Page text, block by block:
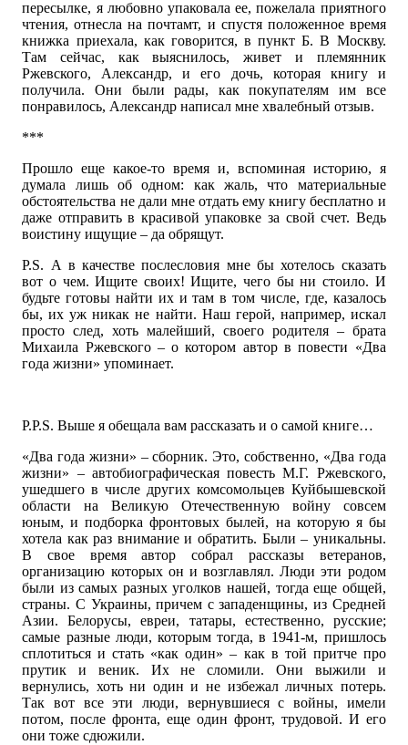
пересылке, я любовно упаковала ее, пожелала приятного
чтения, отнесла на почтамт, и спустя положенное время
книжка приехала, как говорится, в пункт Б. В Москву.
Там сейчас, как выяснилось, живет и племянник
Ржевского, Александр, и его дочь, которая книгу и
получила. Они были рады, как покупателям им все
понравилось, Александр написал мне хвалебный отзыв.
***
Прошло еще какое-то время и, вспоминая историю, я
думала лишь об одном: как жаль, что материальные
обстоятельства не дали мне отдать ему книгу бесплатно и
даже отправить в красивой упаковке за свой счет. Ведь
воистину ищущие – да обрящут.
P.S. А в качестве послесловия мне бы хотелось сказать
вот о чем. Ищите своих! Ищите, чего бы ни стоило. И
будьте готовы найти их и там в том числе, где, казалось
бы, их уж никак не найти. Наш герой, например, искал
просто след, хоть малейший, своего родителя – брата
Михаила Ржевского – о котором автор в повести «Два
года жизни» упоминает.
P.P.S. Выше я обещала вам рассказать и о самой книге…
«Два года жизни» – сборник. Это, собственно, «Два года
жизни» – автобиографическая повесть М.Г. Ржевского,
ушедшего в числе других комсомольцев Куйбышевской
области на Великую Отечественную войну совсем
юным, и подборка фронтовых былей, на которую я бы
хотела как раз внимание и обратить. Были – уникальны.
В свое время автор собрал рассказы ветеранов,
организацию которых он и возглавлял. Люди эти родом
были из самых разных уголков нашей, тогда еще общей,
страны. С Украины, причем с западенщины, из Средней
Азии. Белорусы, евреи, татары, естественно, русские;
самые разные люди, которым тогда, в 1941-м, пришлось
сплотиться и стать «как один» – как в той притче про
прутик и веник. Их не сломили. Они выжили и
вернулись, хоть ни один и не избежал личных потерь.
Так вот все эти люди, вернувшиеся с войны, имели
потом, после фронта, еще один фронт, трудовой. И его
они тоже сдюжили.